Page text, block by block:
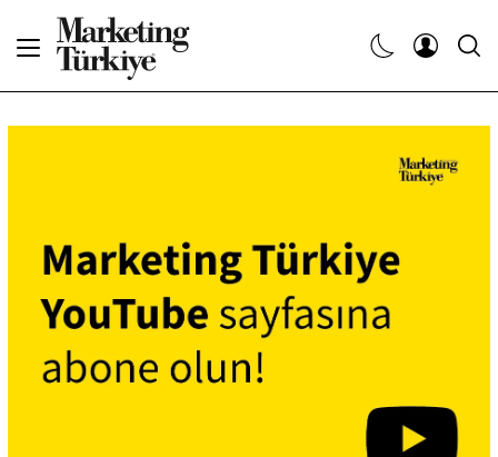
Dergiler
Etkinlikler